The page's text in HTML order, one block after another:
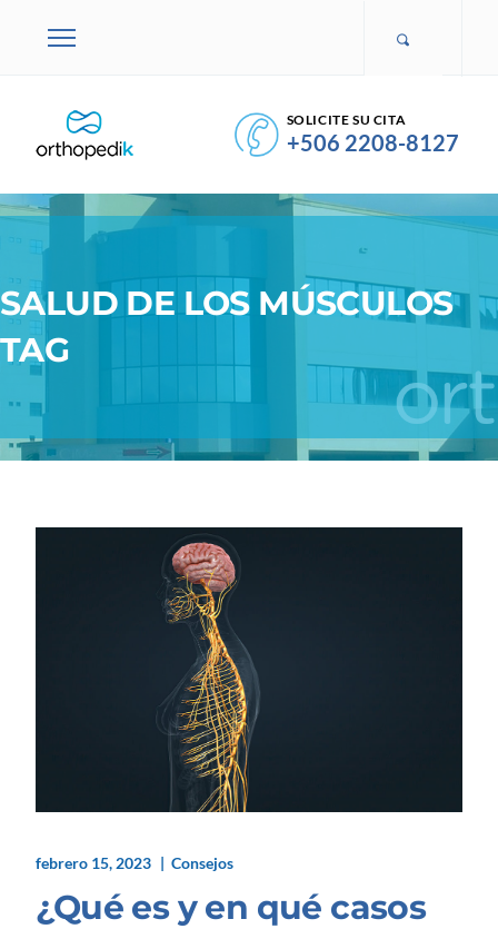
SOLICITE SU CITA
+506 2208-8127
SALUD DE LOS MÚSCULOS
TAG
febrero 15, 2023 Consejos
¿Qué es y en qué casos